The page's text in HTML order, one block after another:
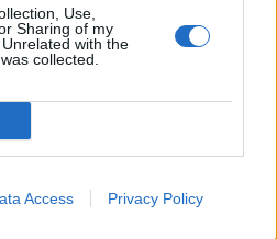
Use,
Sharing of my
with the
collected.
Access Privacy Policy